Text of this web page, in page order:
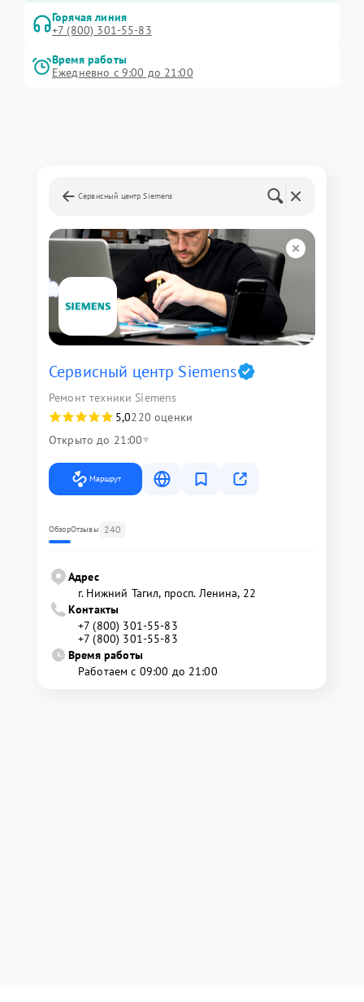
Горячая линия
+7 (800) 301-55-83
Время работы
Ежедневно с 9:00 до 21:00
Сервисный центр Siemens
Сервисный центр Siemens
Ремонт техники Siemens
5,0220 оценки
Открыто до 21:00
Маршрут
ОбзорОтзывы 240
Адрес
г. Нижний Тагил, просп. Ленина, 22
Контакты
+7 (800) 301-55-83
+7 (800) 301-55-83
Время работы
Работаем с 09:00 до 21:00